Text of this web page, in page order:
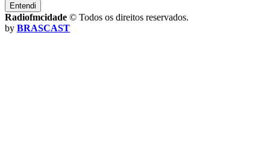
Entendi
Radiofmcidade © Todos os direitos reservados.
by BRASCAST